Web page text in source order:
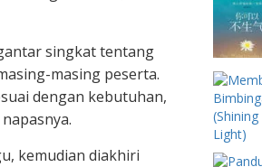
singkat tentang
masing peserta.
dengan kebutuhan,
kemudian diakhiri